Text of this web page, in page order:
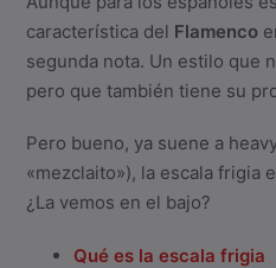
característica del Flamenco
segunda nota. Un estilo que
pero que también tiene su
Pero bueno, ya suene a
«mezclaito»), la escala frigia
¿La vemos en el bajo?
Qué es la escala frigia